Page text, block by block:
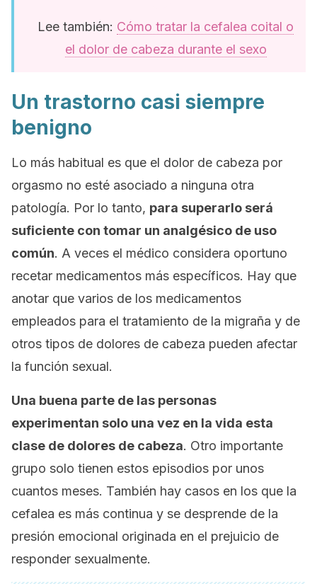
Lee también: Cómo tratar la cefalea coital o
el dolor de cabeza durante el sexo
Un trastorno casi siempre
benigno
Lo más habitual es que el dolor de cabeza por
orgasmo no esté asociado a ninguna otra
patología. Por lo tanto, para superarlo será
suficiente con tomar un analgésico de uso
común. A veces el médico considera oportuno
recetar medicamentos más específicos. Hay que
anotar que varios de los medicamentos
empleados para el tratamiento de la migraña y de
otros tipos de dolores de cabeza pueden afectar
la función sexual.
Una buena parte de las personas
experimentan solo una vez en la vida esta
clase de dolores de cabeza. Otro importante
grupo solo tienen estos episodios por unos
cuantos meses. También hay casos en los que la
cefalea es más continua y se desprende de la
presión emocional originada en el prejuicio de
responder sexualmente.